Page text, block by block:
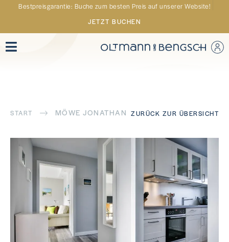
Bestpreisgarantie: Buche zum besten Preis auf unserer Website!
JETZT BUCHEN
START MÖWE JONATHAN ZURÜCK ZUR ÜBERSICHT